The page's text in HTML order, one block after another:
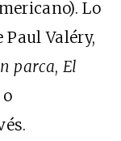
Lo
Paul Valéry,
parca, El
o